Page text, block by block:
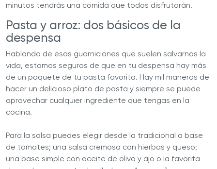
minutos tendrás una comida que todos disfrutarán.
Pasta y arroz: dos básicos de la
despensa
Hablando de esas guarniciones que suelen salvarnos la
vida, estamos seguros de que en tu despensa hay más
de un paquete de tu pasta favorita. Hay mil maneras de
hacer un delicioso plato de pasta y siempre se puede
aprovechar cualquier ingrediente que tengas en la
cocina.
Para la salsa puedes elegir desde la tradicional a base
de tomates; una salsa cremosa con hierbas y queso;
una base simple con aceite de oliva y ajo o la favorita